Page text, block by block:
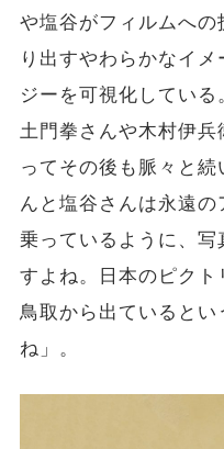
や塩谷がフィルムへ
り出すやわらかなイ
ジーを可視化してい
土門拳さんや木村伊
ってその後も脈々と
んと塩谷さんは永遠
乗っているように、
すよね。日本のピク
鳥取から出ているとい
ね」。